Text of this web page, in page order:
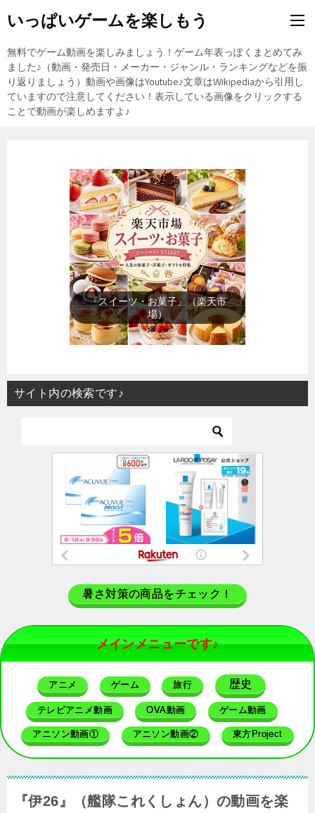
いっぱいゲームを楽しもう
無料でゲーム動画を楽しみましょう！ゲーム年表っぽくまとめてみ
ました♪（動画・発売日・メーカー・ジャンル・ランキングなどを振
り返りましょう）動画や画像はYoutube♪文章はWikipediaから引用し
ていますので注意してください！表示している画像をクリックする
ことで動画が楽しめますよ♪
『メンズファッション』（楽天市
場）
サイト内の検索です♪
暑さ対策の商品をチェック！
メインメニューです♪
アニメ ゲーム 旅行 歴史
テレビアニメ動画 OVA動画 ゲーム動画
アニソン動画① アニソン動画② 東方Project
『伊26』（艦隊これくしょん）の動画を楽